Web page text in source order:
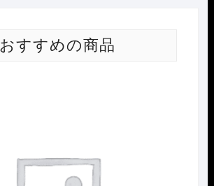
おすすめの商品